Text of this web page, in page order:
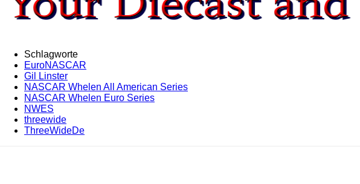
Schlagworte
EuroNASCAR
Gil Linster
NASCAR Whelen All American Series
NASCAR Whelen Euro Series
NWES
threewide
ThreeWideDe